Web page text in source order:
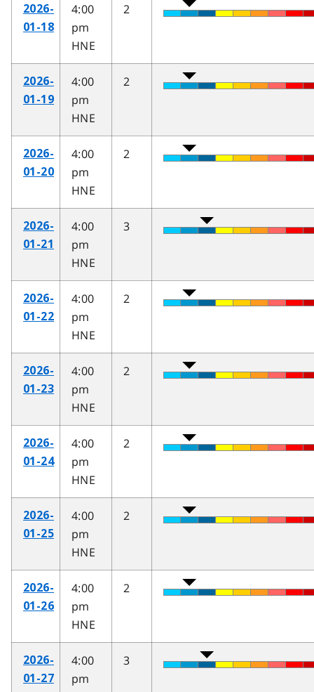
2026-
01-18
4:00
pm
HNE
2
2026-
01-19
4:00
pm
HNE
2
2026-
01-20
4:00
pm
HNE
2
2026-
01-21
4:00
pm
HNE
3
2026-
01-22
4:00
pm
HNE
2
2026-
01-23
4:00
pm
HNE
2
2026-
01-24
4:00
pm
HNE
2
2026-
01-25
4:00
pm
HNE
2
2026-
01-26
4:00
pm
HNE
2
2026-
01-27
4:00
pm
3